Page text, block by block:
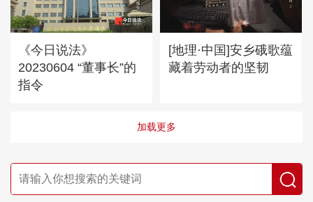
《今日说法》
20230604 “董事长”的
指令
[地理·中国]安乡硪歌蕴
藏着劳动者的坚韧
加载更多